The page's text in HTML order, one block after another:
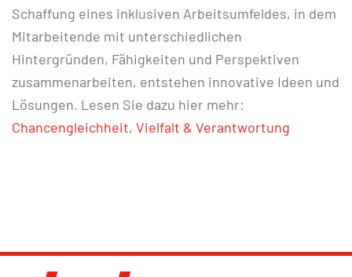
Schaffung eines inklusiven Arbeitsumfeldes, in dem
Mitarbeitende mit unterschiedlichen
Hintergründen, Fähigkeiten und Perspektiven
zusammenarbeiten, entstehen innovative Ideen und
Lösungen. Lesen Sie dazu hier mehr:
Chancengleichheit, Vielfalt & Verantwortung